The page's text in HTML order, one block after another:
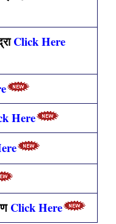
Click Here
Here
Click Here